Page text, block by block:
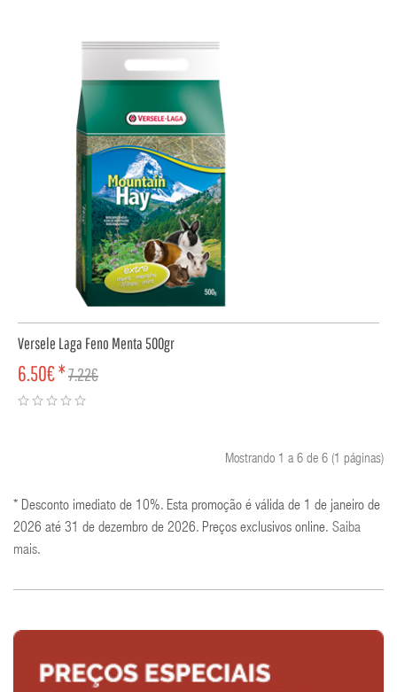
Versele Laga Feno Menta 500gr
6.50€ *7.22€
Mostrando 1 a 6 de 6 (1 páginas)
* Desconto imediato de 10%. Esta promoção é válida de 1 de janeiro de
2026 até 31 de dezembro de 2026. Preços exclusivos online. Saiba
mais.